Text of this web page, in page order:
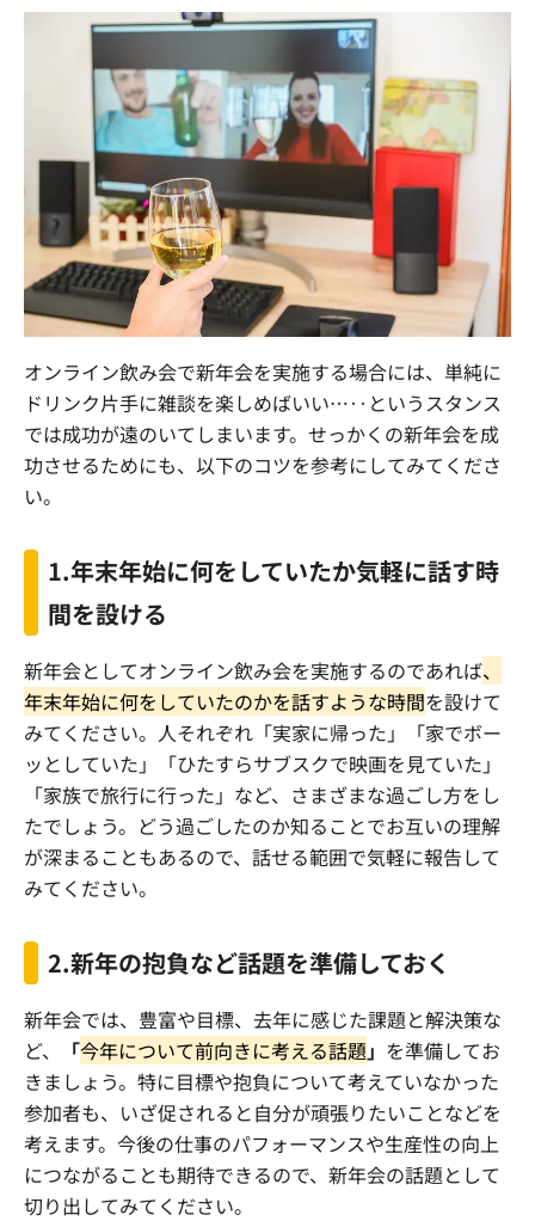
オンライン飲み会で新年会を実施する場合には、単純に
ドリンク片手に雑談を楽しめばいい…‥というスタンス
では成功が遠のいてしまいます。せっかくの新年会を成
功させるためにも、以下のコツを参考にしてみてくださ
い。
1.年末年始に何をしていたか気軽に話す時
間を設ける
新年会としてオンライン飲み会を実施するのであれば、
年末年始に何をしていたのかを話すような時間を設けて
みてください。人それぞれ「実家に帰った」「家でボー
ッとしていた」「ひたすらサブスクで映画を見ていた」
「家族で旅行に行った」など、さまざまな過ごし方をし
たでしょう。どう過ごしたのか知ることでお互いの理解
が深まることもあるので、話せる範囲で気軽に報告して
みてください。
2.新年の抱負など話題を準備しておく
新年会では、豊富や目標、去年に感じた課題と解決策な
ど、
「今年について前向きに考える話題」 を準備してお
きましょう。特に目標や抱負について考えていなかった
参加者も、いざ促されると自分が頑張りたいことなどを
考えます。今後の仕事のパフォーマンスや生産性の向上
につながることも期待できるので、新年会の話題として
切り出してみてください。